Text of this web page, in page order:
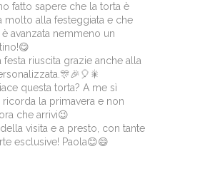
fatto sapere che la torta è
molto alla festeggiata e che
avanzata nemmeno un
festa riuscita grazie anche alla
questa torta? A me sì
ricorda la primavera e non
che arrivi😉
visita e a presto, con tante
esclusive! Paola😊😄